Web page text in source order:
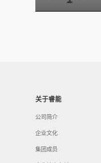
关于睿能
公司简介
企业文化
集团成员